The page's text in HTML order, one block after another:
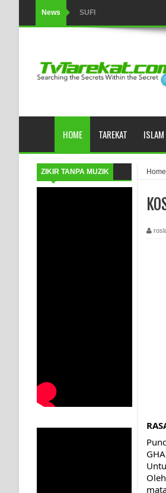
News SUFI
Tertipu: Sehat dan Waktu
HIKMAH AL-HIKAM
AHLI SUFFAH:
WAHDATUL WUJUD
Wusul kepada Allah
Hati dan dua sayap
MUKASYAFAH
SYARAHAN TINGKAT
KISAH WALI SUFI,
SHAYKH TAREKAT
DI TANGAN MURSYID,
RAWATAN TAREKAT:
TASAWUF: BUKAN
WAHDATUL WUJUD,
WAHDATUL WUJUD ITU
HOME TAREKAT ISLAM
ZIKIR TANPA MUZIK Home